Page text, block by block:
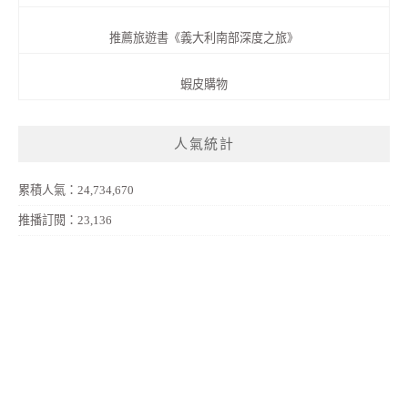
推薦旅遊書《義大利南部深度之旅》
蝦皮購物
人氣統計
累積人氣：24,734,670
推播訂閱：23,136